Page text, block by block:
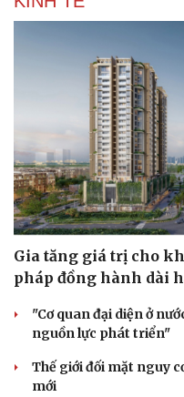
Gia tăng giá trị cho
pháp đồng hành dài
"Cơ quan đại diện ở
nguồn lực phát triển"
Thế giới đối mặt nguy
mới